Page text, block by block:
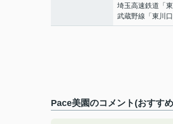
埼玉高速鉄道 「
武蔵野線 「東川口
Pace美園のコメント(おすす